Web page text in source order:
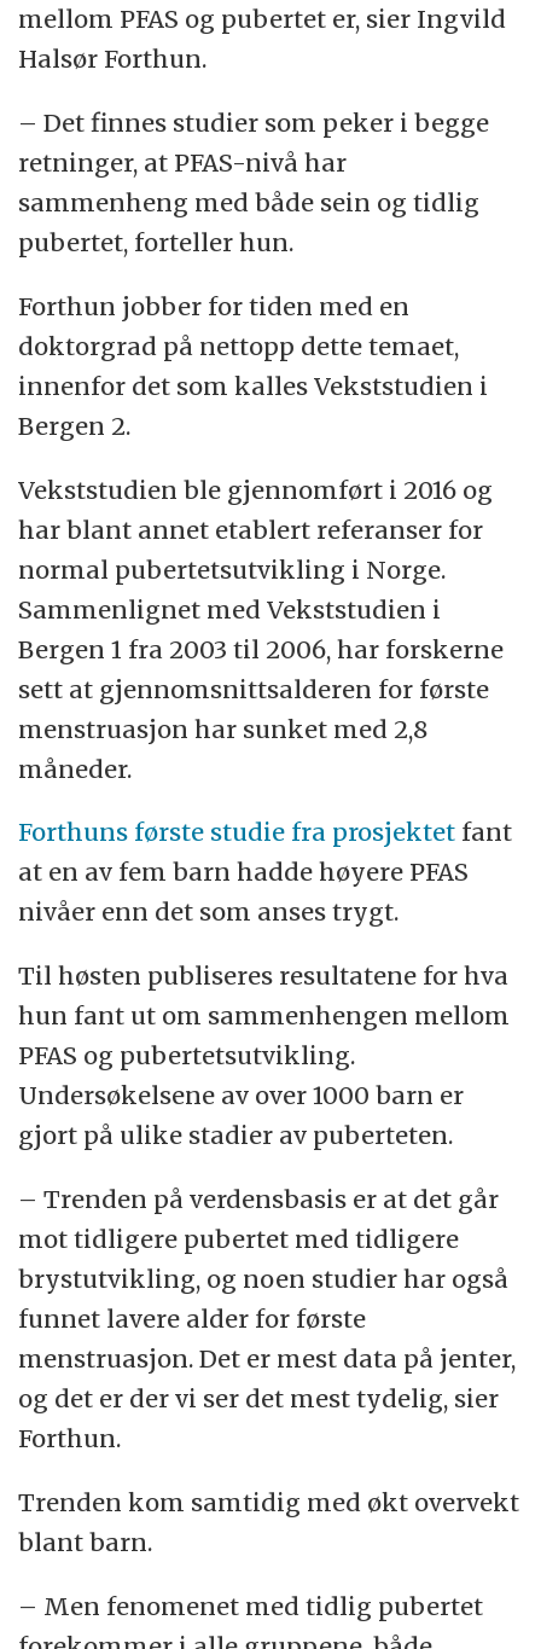
mellom PFAS og pubertet er, sier Ingvild
Halsør Forthun.
– Det finnes studier som peker i begge
retninger, at PFAS-nivå har
sammenheng med både sein og tidlig
pubertet, forteller hun.
Forthun jobber for tiden med en
doktorgrad på nettopp dette temaet,
innenfor det som kalles Vekststudien i
Bergen 2.
Vekststudien ble gjennomført i 2016 og
har blant annet etablert referanser for
normal pubertetsutvikling i Norge.
Sammenlignet med Vekststudien i
Bergen 1 fra 2003 til 2006, har forskerne
sett at gjennomsnittsalderen for første
menstruasjon har sunket med 2,8
måneder.
Forthuns første studie fra prosjektet fant
at en av fem barn hadde høyere PFAS
nivåer enn det som anses trygt.
Til høsten publiseres resultatene for hva
hun fant ut om sammenhengen mellom
PFAS og pubertetsutvikling.
Undersøkelsene av over 1000 barn er
gjort på ulike stadier av puberteten.
– Trenden på verdensbasis er at det går
mot tidligere pubertet med tidligere
brystutvikling, og noen studier har også
funnet lavere alder for første
menstruasjon. Det er mest data på jenter,
og det er der vi ser det mest tydelig, sier
Forthun.
Trenden kom samtidig med økt overvekt
blant barn.
– Men fenomenet med tidlig pubertet